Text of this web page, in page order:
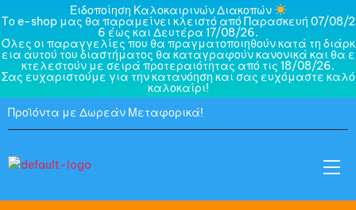
Ειδοποίηση Καλοκαιρινών Διακοπών
Το e-shop μας θα παραμείνει κλειστό από Παρασκευή 07/08/2
6 έως και Δευτέρα 17/08/26.
Όλες οι παραγγελίες που θα πραγματοποιηθούν κατά τη διάρκ
εια αυτού του διαστήματος θα καταγραφούν κανονικά και θα ε
κτελεστούν με σειρά προτεραιότητας από τις 18/08/26.
Σας ευχαριστούμε για την κατανόηση και σας ευχόμαστε καλό
καλοκαίρι!
Προϊόντα με Δωρεάν Μεταφορικά!